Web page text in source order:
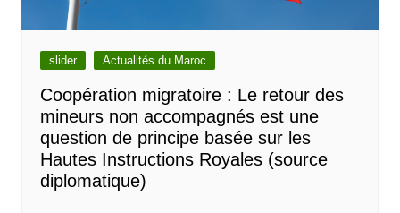
slider Actualités du Maroc
Coopération migratoire : Le retour des
mineurs non accompagnés est une
question de principe basée sur les
Hautes Instructions Royales (source
diplomatique)